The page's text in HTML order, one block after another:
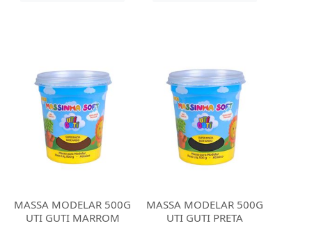
MASSA MODELAR 500G
UTI GUTI MARROM
MASSA MODELAR 500G
UTI GUTI PRETA